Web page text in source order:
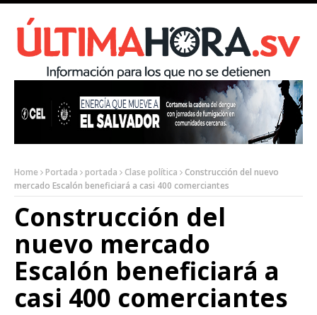
Home Portada portada Clase política
Construcción del nuevo
mercado Escalón beneficiará a casi 400 comerciantes
Construcción del
nuevo mercado
Escalón beneficiará a
casi 400 comerciantes